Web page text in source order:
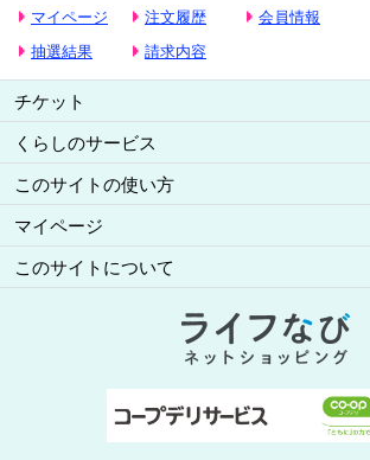
マイページ 注文履歴
会員情報
抽選結果
請求内容
チケット
くらしのサービス
このサイトの使い方
マイページ
このサイトについて